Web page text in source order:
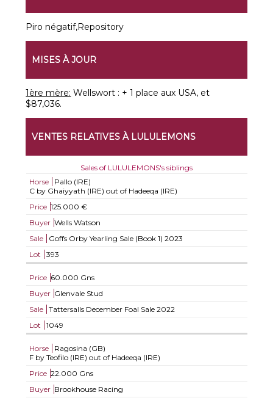
Piro négatif,Repository
MISES À JOUR
1ère mère: Wellswort : + 1 place aux USA, et
$87,036.
VENTES RELATIVES À LULULEMONS
Sales of LULULEMONS's siblings
Horse
Pallo (IRE)
C by Ghaiyyath (IRE) out of Hadeeqa (IRE)
Price 125.000 €
Buyer Wells Watson
Sale
Goffs Orby Yearling Sale (Book 1) 2023
Lot
393
Price 60.000 Gns
Buyer Glenvale Stud
Sale
Tattersalls December Foal Sale 2022
Lot
1049
Horse
Ragosina (GB)
F by Teofilo (IRE) out of Hadeeqa (IRE)
Price 22.000 Gns
Buyer Brookhouse Racing